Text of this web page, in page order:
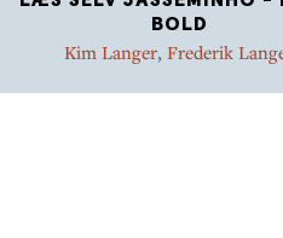
BOLD
Kim Langer, Frederik